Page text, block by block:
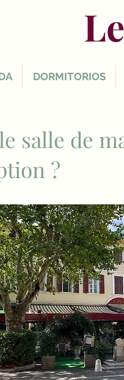
DORMITORIOS
salle de
?